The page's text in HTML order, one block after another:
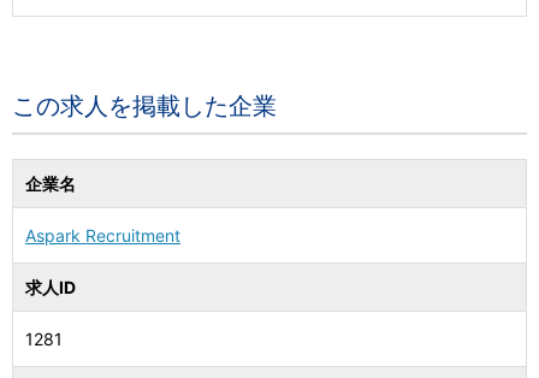
この求人を掲載した企業
企業名
Aspark Recruitment
求人ID
1281